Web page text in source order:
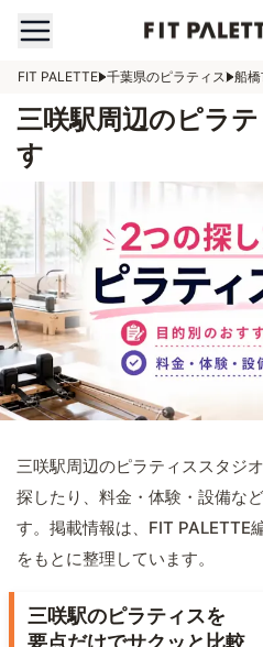
FIT PALETTE 千葉県のピラティス 船
三咲駅周辺のピラ
す
三咲駅周辺のピラティススタジ
探したり、料金・体験・設備な
す。掲載情報は、FIT PALETTE
をもとに整理しています。
三咲駅のピラティスを